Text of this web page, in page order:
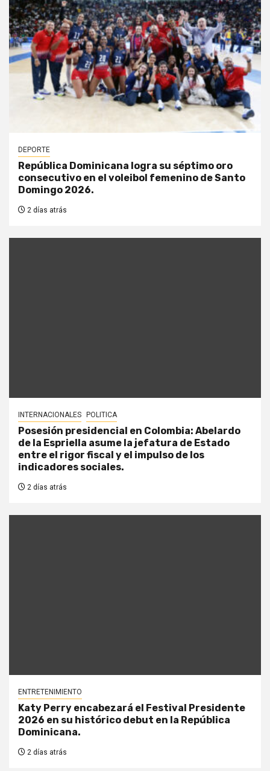
DEPORTE
República Dominicana logra su séptimo oro
consecutivo en el voleibol femenino de Santo
Domingo 2026.
2 días atrás
INTERNACIONALES POLITICA
Posesión presidencial en Colombia: Abelardo
de la Espriella asume la jefatura de Estado
entre el rigor fiscal y el impulso de los
indicadores sociales.
2 días atrás
ENTRETENIMIENTO
Katy Perry encabezará el Festival Presidente
2026 en su histórico debut en la República
Dominicana.
2 días atrás